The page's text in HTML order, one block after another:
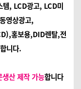
템, LCD광고, LCD미
영상광고,
홍보용,DID렌탈,전
니다.
산 제작 가능합니다